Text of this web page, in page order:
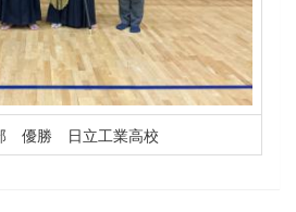
優勝 日立工業高校